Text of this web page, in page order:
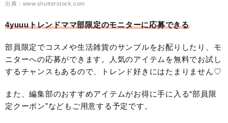
出典：www.shutterstock.com
4yuuuトレンドママ部限定のモニターに応募できる
部員限定でコスメや生活雑貨のサンプルをお配りしたり、モ
ニターへの応募ができます。人気のアイテムを無料でお試し
するチャンスもあるので、トレンド好きにはたまりません♡
また、編集部のおすすめアイテムがお得に手に入る“部員限
定クーポン”などもご用意する予定です。